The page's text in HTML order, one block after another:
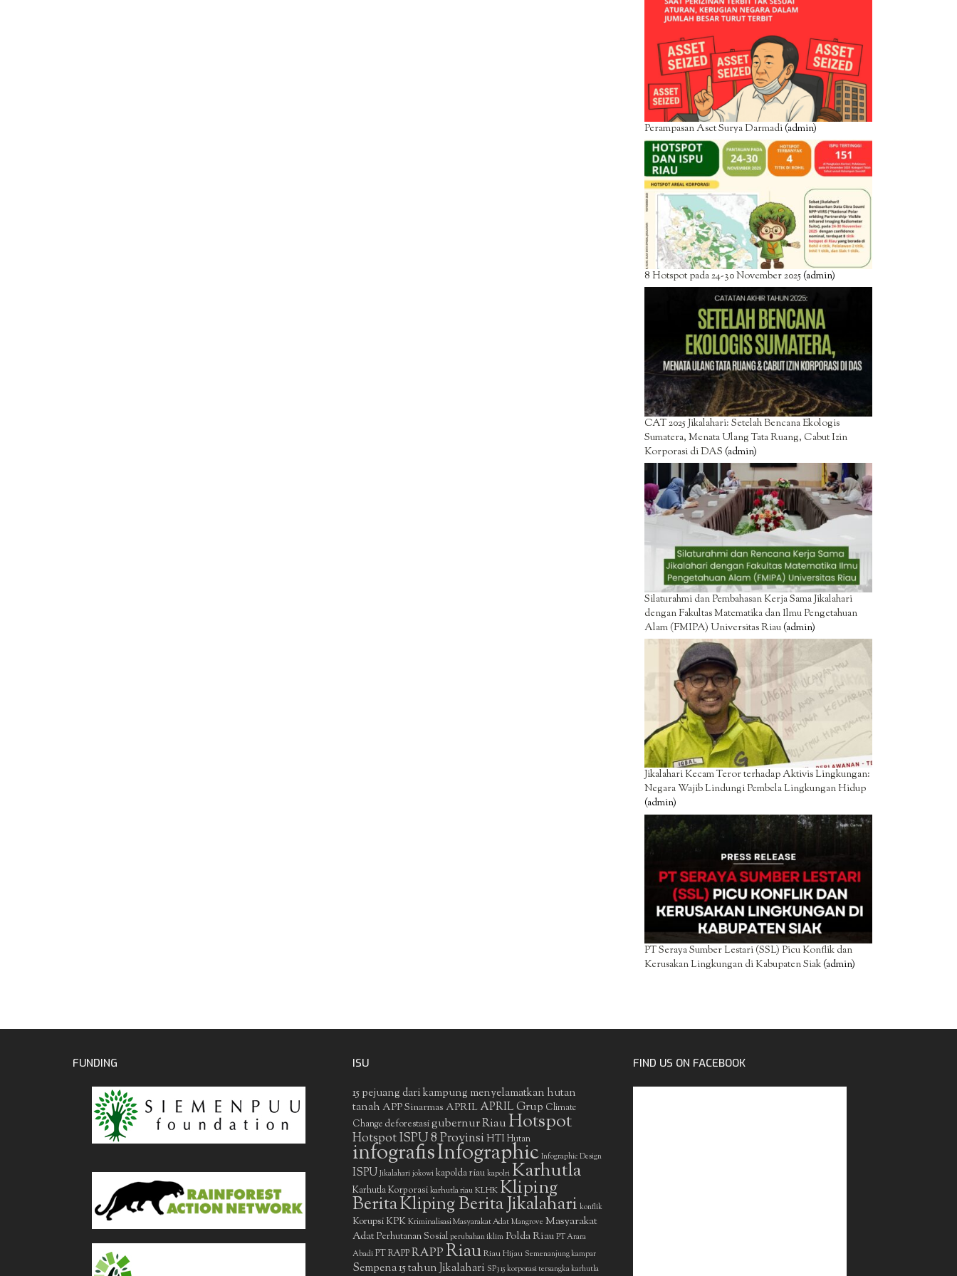
Perampasan Aset Surya Darmadi(admin)
8 Hotspot pada 24-30 November 2025(admin)
CAT 2025 Jikalahari: Setelah Bencana Ekologis
Sumatera, Menata Ulang Tata Ruang, Cabut Izin
Korporasi di DAS (admin)
Silaturahmi dan Pembahasan Kerja Sama Jikalahari
dengan Fakultas Matematika dan Ilmu Pengetahuan
Alam (FMIPA) Universitas Riau(admin)
Jikalahari Kecam Teror terhadap Aktivis Lingkungan:
Negara Wajib Lindungi Pembela Lingkungan Hidup
(admin)
PT Seraya Sumber Lestari (SSL) Picu Konflik dan
Kerusakan Lingkungan di Kabupaten Siak(admin)
FUNDING ISU
15 pejuang dari kampung menyelamatkan hutan
tanah APP Sinarmas APRIL APRIL Grup Climate
Change deforestasigubernur RiauHotspot
Hotspot ISPU 8 ProvinsiHTIHutan
infografisInfographic Infographic Design
ISPU Jikalahari jokowi kapolda riau kapolri Karhutla
Karhutla Korporasi karhutla riau KLHKKliping
BeritaKliping Berita Jikalahari konflik
Korupsi KPK Kriminalisasi Masyarakat Adat Mangrove Masyarakat
AdatPerhutanan Sosial perubahan iklim Polda Riau PT Arara
Abadi PT RAPPRAPPRiauRiau Hijau Semenanjung kampar
Sempena 15 tahun Jikalahari SP3 15 korporasi tersangka karhutla
FIND US ON FACEBOOK